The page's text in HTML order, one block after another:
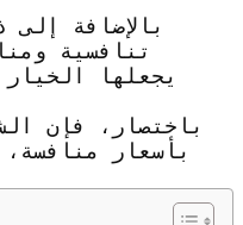
بالإضافة
تنافسية
يجعلها
باختصار، فإن
بأسعار منافسة،